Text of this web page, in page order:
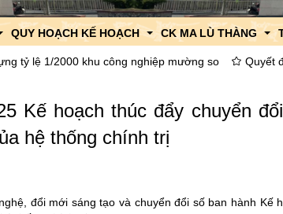
tư
đầu tư
QUY HOẠCH KẾ HOẠCH
Khu Kinh tế CK Ma Lù ThàngQuy hoạch chung xây dựng
Quy hoạch khu chức năng
Quy hoạch, kế hoạch sử dụng đất
Khu Công nghiệp Mường So
Quy hoạch chức năng
CK MA LÙ THÀNG
Chính sách về XNK
Thông báo thời gian
khu công nghiệp mường so Quyết định Về việc
Kế hoạch thúc đẩy chuyển
hệ thống chính trị
đổi mới sáng tạo và chuyển đổi số ban hành Kế